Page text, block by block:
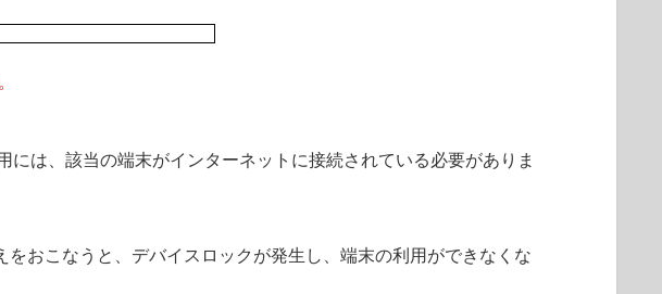
は、該当の端末がインターネットに接続されている必要がありま
おこなうと、デバイスロックが発生し、端末の利用ができなくな